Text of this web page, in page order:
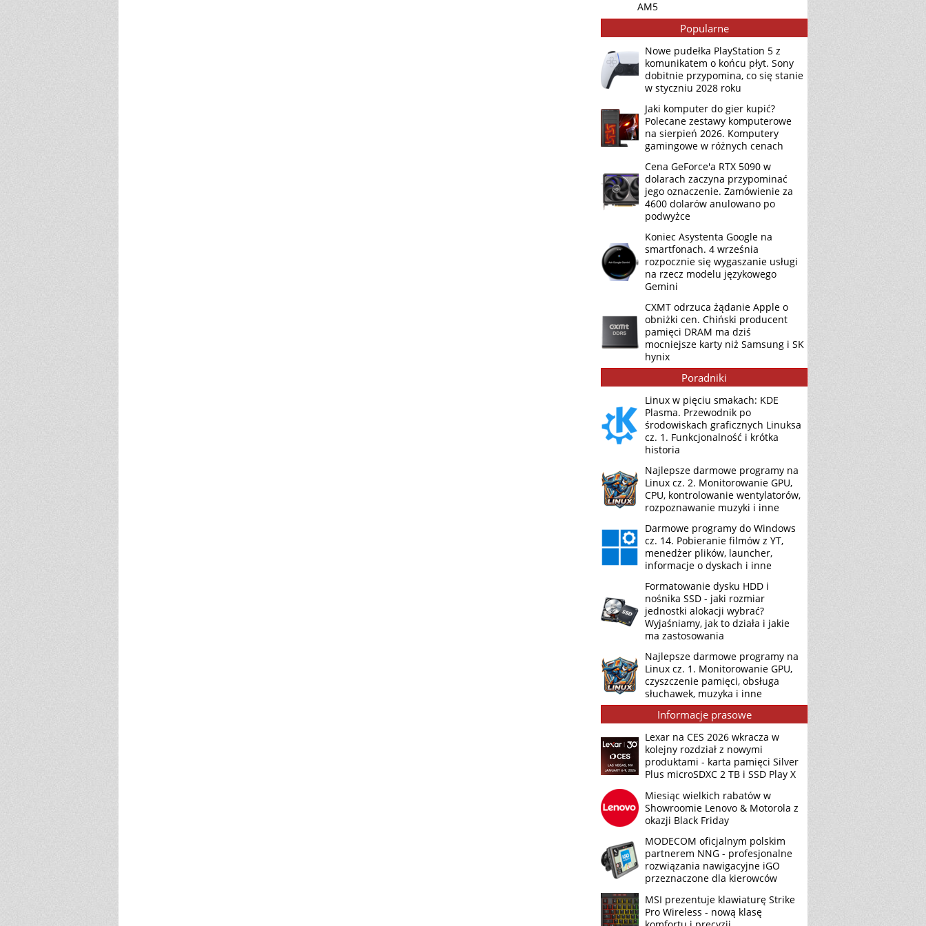
AM5
Popularne
Nowe pudełka PlayStation 5 z
komunikatem o końcu płyt. Sony
dobitnie przypomina, co się stanie
w styczniu 2028 roku
Jaki komputer do gier kupić?
Polecane zestawy komputerowe
na sierpień 2026. Komputery
gamingowe w różnych cenach
Cena GeForce'a RTX 5090 w
dolarach zaczyna przypominać
jego oznaczenie. Zamówienie za
4600 dolarów anulowano po
podwyżce
Koniec Asystenta Google na
smartfonach. 4 września
rozpocznie się wygaszanie usługi
na rzecz modelu językowego
Gemini
CXMT odrzuca żądanie Apple o
obniżki cen. Chiński producent
pamięci DRAM ma dziś
mocniejsze karty niż Samsung i SK
hynix
Poradniki
Linux w pięciu smakach: KDE
Plasma. Przewodnik po
środowiskach graficznych Linuksa
cz. 1. Funkcjonalność i krótka
historia
Najlepsze darmowe programy na
Linux cz. 2. Monitorowanie GPU,
CPU, kontrolowanie wentylatorów,
rozpoznawanie muzyki i inne
Darmowe programy do Windows
cz. 14. Pobieranie filmów z YT,
menedżer plików, launcher,
informacje o dyskach i inne
Formatowanie dysku HDD i
nośnika SSD - jaki rozmiar
jednostki alokacji wybrać?
Wyjaśniamy, jak to działa i jakie
ma zastosowania
Najlepsze darmowe programy na
Linux cz. 1. Monitorowanie GPU,
czyszczenie pamięci, obsługa
słuchawek, muzyka i inne
Informacje prasowe
Lexar na CES 2026 wkracza w
kolejny rozdział z nowymi
produktami - karta pamięci Silver
Plus microSDXC 2 TB i SSD Play X
Miesiąc wielkich rabatów w
Showroomie Lenovo & Motorola z
okazji Black Friday
MODECOM oficjalnym polskim
partnerem NNG - profesjonalne
rozwiązania nawigacyjne iGO
przeznaczone dla kierowców
MSI prezentuje klawiaturę Strike
Pro Wireless - nową klasę